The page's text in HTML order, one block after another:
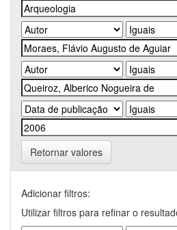
Retornar valores
Adicionar filtros:
Utilizar filtros para refinar o